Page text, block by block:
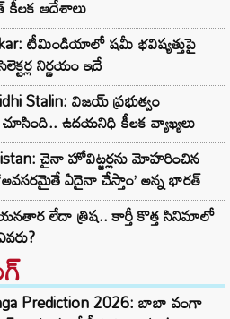
కీలక ఆదేశాలు
టీమిండియాలో షమీ భవిష్యత్తుపై
నిర్ణయం ఇదే
Stalin: విజయ్ ప్రభుత్వం
ఉదయనిధి కీలక వ్యాఖ్యలు
చైనా హోవిట్జర్లను మోహరించిన
ఏదైనా చేస్తాం’ అన్న భారత్
లేదా త్రిష.. కార్తీ కొత్త సినిమాలో
Prediction 2026: బాబా వంగా